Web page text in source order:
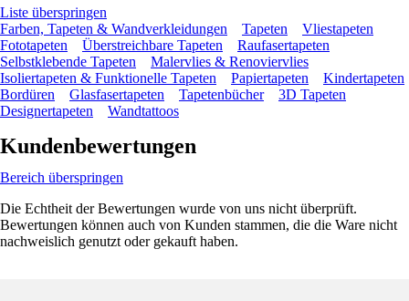
Liste überspringen
Farben, Tapeten & Wandverkleidungen
Tapeten
Vliestapeten
Fototapeten
Überstreichbare Tapeten
Raufasertapeten
Selbstklebende Tapeten
Malervlies & Renoviervlies
Isoliertapeten & Funktionelle Tapeten
Papiertapeten
Kindertapeten
Bordüren
Glasfasertapeten Tapetenbücher
3D Tapeten
Designertapeten
Wandtattoos
Kundenbewertungen
Bereich überspringen
Die Echtheit der Bewertungen wurde von uns nicht überprüft.
Bewertungen können auch von Kunden stammen, die die Ware nicht
nachweislich genutzt oder gekauft haben.